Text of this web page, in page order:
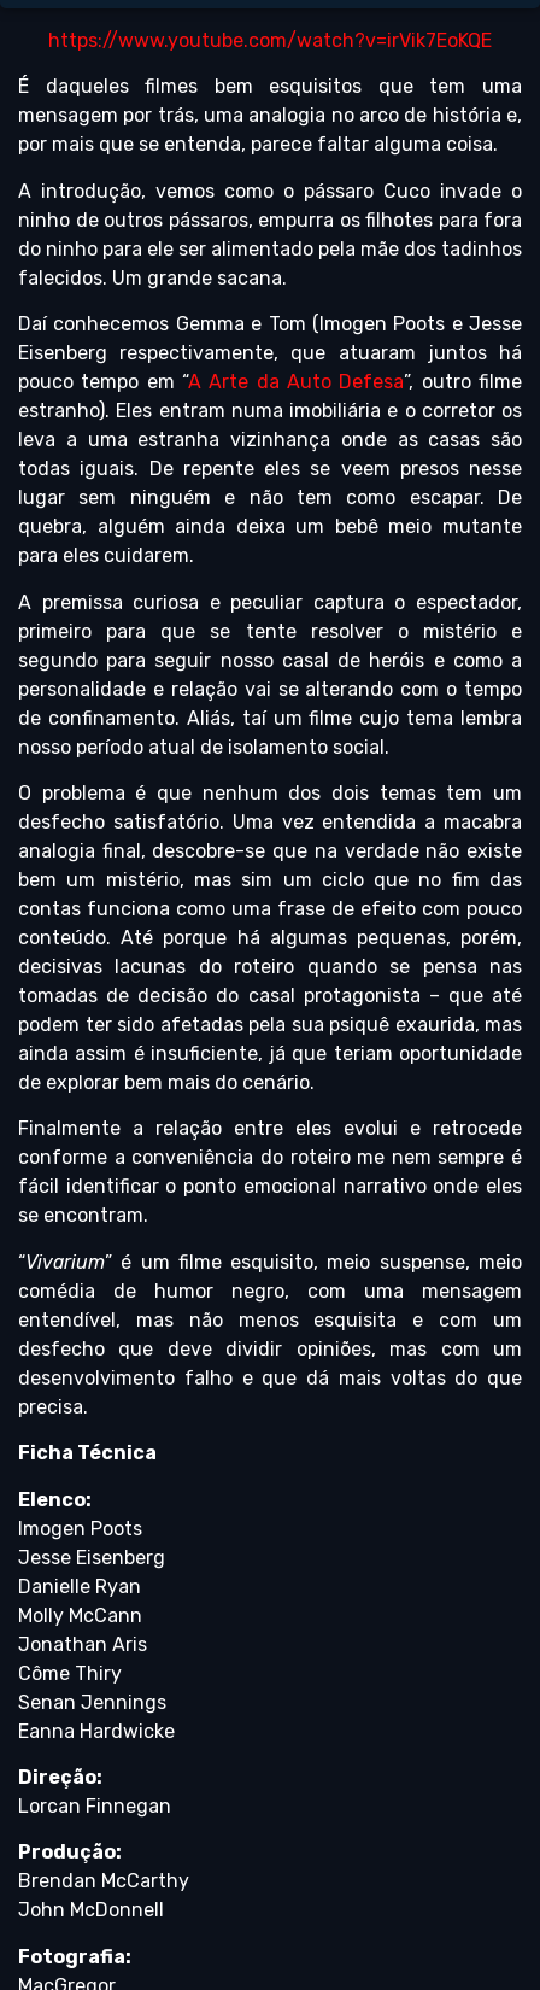
https://www.youtube.com/watch?v=irVik7EoKQE
É daqueles filmes bem esquisitos que tem uma
mensagem por trás, uma analogia no arco de história e,
por mais que se entenda, parece faltar alguma coisa.
A introdução, vemos como o pássaro Cuco invade o
ninho de outros pássaros, empurra os filhotes para fora
do ninho para ele ser alimentado pela mãe dos tadinhos
falecidos. Um grande sacana.
Daí conhecemos Gemma e Tom (Imogen Poots e Jesse
Eisenberg respectivamente, que atuaram juntos há
pouco tempo em “A Arte da Auto Defesa”, outro filme
estranho). Eles entram numa imobiliária e o corretor os
leva a uma estranha vizinhança onde as casas são
todas iguais. De repente eles se veem presos nesse
lugar sem ninguém e não tem como escapar. De
quebra, alguém ainda deixa um bebê meio mutante
para eles cuidarem.
A premissa curiosa e peculiar captura o espectador,
primeiro para que se tente resolver o mistério e
segundo para seguir nosso casal de heróis e como a
personalidade e relação vai se alterando com o tempo
de confinamento. Aliás, taí um filme cujo tema lembra
nosso período atual de isolamento social.
O problema é que nenhum dos dois temas tem um
desfecho satisfatório. Uma vez entendida a macabra
analogia final, descobre-se que na verdade não existe
bem um mistério, mas sim um ciclo que no fim das
contas funciona como uma frase de efeito com pouco
conteúdo. Até porque há algumas pequenas, porém,
decisivas lacunas do roteiro quando se pensa nas
tomadas de decisão do casal protagonista – que até
podem ter sido afetadas pela sua psiquê exaurida, mas
ainda assim é insuficiente, já que teriam oportunidade
de explorar bem mais do cenário.
Finalmente a relação entre eles evolui e retrocede
conforme a conveniência do roteiro me nem sempre é
fácil identificar o ponto emocional narrativo onde eles
se encontram.
“Vivarium” é um filme esquisito, meio suspense, meio
comédia de humor negro, com uma mensagem
entendível, mas não menos esquisita e com um
desfecho que deve dividir opiniões, mas com um
desenvolvimento falho e que dá mais voltas do que
precisa.
Ficha Técnica
Elenco:
Imogen Poots
Jesse Eisenberg
Danielle Ryan
Molly McCann
Jonathan Aris
Côme Thiry
Senan Jennings
Eanna Hardwicke
Direção:
Lorcan Finnegan
Produção:
Brendan McCarthy
John McDonnell
Fotografia:
MacGregor